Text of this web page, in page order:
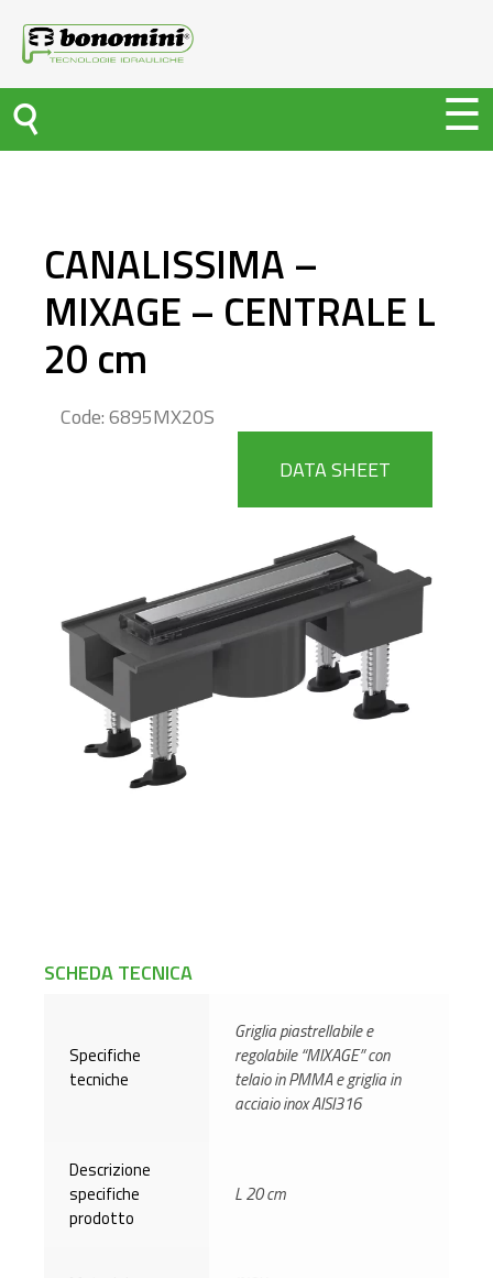
CANALISSIMA –
MIXAGE – CENTRALE L
20 cm
Code: 6895MX20S
DATA SHEET
SCHEDA TECNICA
Specifiche
tecniche
Griglia piastrellabile e
regolabile “MIXAGE” con
telaio in PMMA e griglia in
acciaio inox AISI316
Descrizione
specifiche
prodotto
L 20 cm